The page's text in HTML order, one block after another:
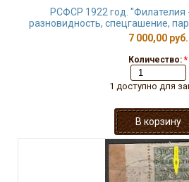
РСФСР 1922 год. "Филателия
разновидность, спецгашение,
7 000,00 руб.
Количество: *
1 доступно для